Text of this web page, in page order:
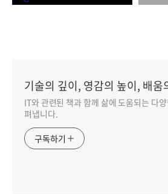
기술의 깊이, 영감의 높이, 배움
IT와 관련된 책과 함께 삶에 도움되는 다
펴냅니다.
구독하기